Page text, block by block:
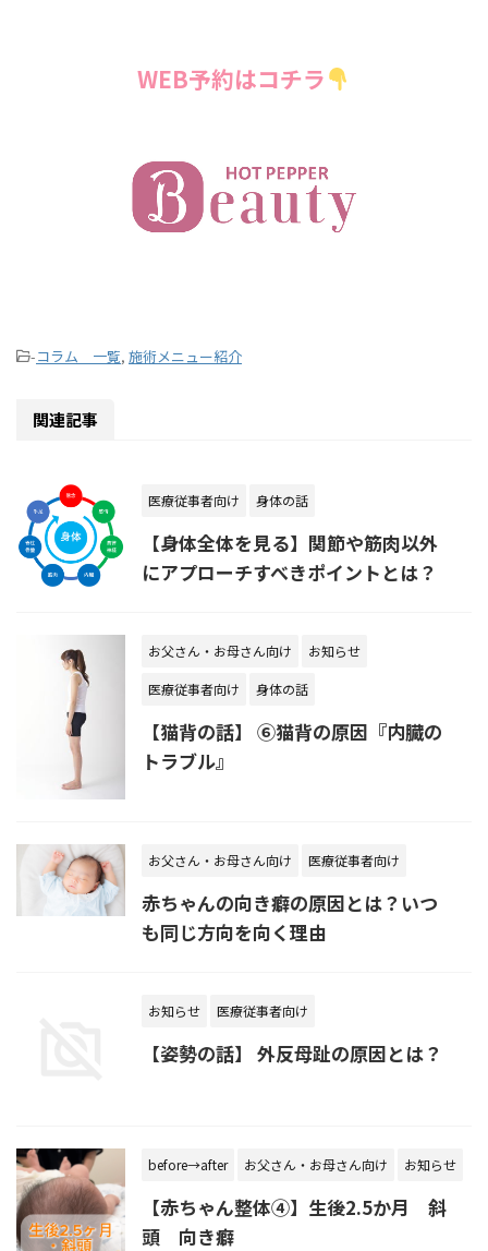
WEB予約はコチラ
-コラム 一覧, 施術メニュー紹介
関連記事
医療従事者向け 身体の話
【身体全体を見る】関節や筋肉以外
にアプローチすべきポイントとは？
お父さん・お母さん向け お知らせ
医療従事者向け 身体の話
【猫背の話】 ⑥猫背の原因『内臓の
トラブル』
お父さん・お母さん向け 医療従事者向け
赤ちゃんの向き癖の原因とは？いつ
も同じ方向を向く理由
お知らせ 医療従事者向け
【姿勢の話】 外反母趾の原因とは？
before→after お父さん・お母さん向け お知らせ
【赤ちゃん整体④】生後2.5か月 斜
頭 向き癖